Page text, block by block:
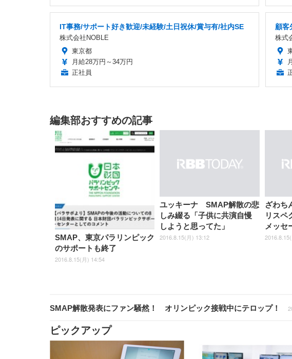
IT事務/サポート好き歓迎/未経験/土日祝休/賞与有/社内SE
株式会社NOBLE
東京都
月給28万円～34万円
正社員
顧客
株式
編集部おすすめの記事
SMAP、東京パラリンピック
のサポートも終了
2016.8.15(月) 14:54
ユッキーナ SMAP解散の悲
しみ綴る「子供に共演自慢
しようと思ってた」
2016.8.15(月) 13:12
ざわち
リスペ
メッセ
SMAP解散発表にファン騒然！ オリンピック接戦中にテロップ！
ピックアップ